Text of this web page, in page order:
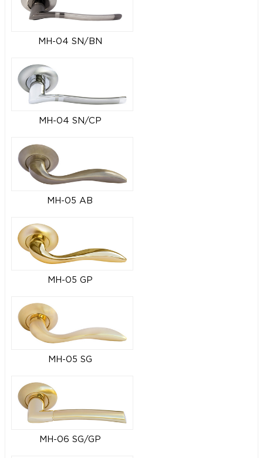
MH-04 SN/BN
MH-04 SN/CP
MH-05 AB
MH-05 GP
MH-05 SG
MH-06 SG/GP